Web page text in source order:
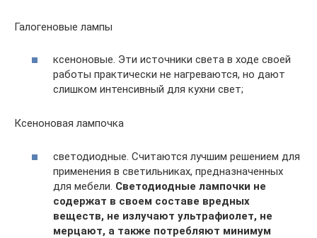
Галогеновые лампы
ксеноновые. Эти источники света в ходе своей
работы практически не нагреваются, но дают
слишком интенсивный для кухни свет;
Ксеноновая лампочка
светодиодные. Считаются лучшим решением для
применения в светильниках, предназначенных
для мебели. Светодиодные лампочки не
содержат в своем составе вредных
веществ, не излучают ультрафиолет, не
мерцают, а также потребляют минимум